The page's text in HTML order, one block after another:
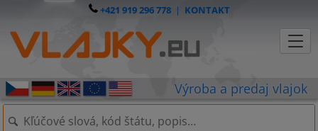
+421 919 296 778| KONTAKT